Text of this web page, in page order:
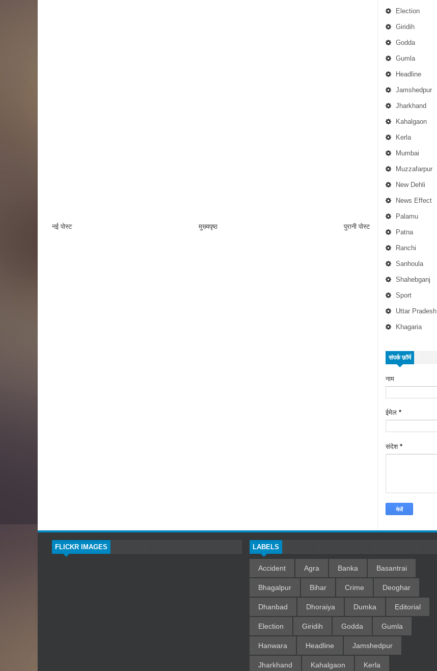
Election
Giridih
Godda
Gumla
Headline
Jamshedpur
Jharkhand
Kahalgaon
Kerla
Mumbai
Muzzafarpur
New Dehli
News Effect
Palamu
Patna
Ranchi
Sanhoula
Shahebganj
Sport
Uttar Pradesh
Khagaria
संपर्क फ़ॉर्म
नाम
ईमेल *
संदेश *
नई पोस्ट पुरानी पोस्ट
मुख्यपृष्ठ
FLICKR IMAGES LABELS
Accident Agra Banka Basantrai
Bhagalpur Bihar Crime Deoghar
Dhanbad Dhoraiya Dumka Editorial
Election Giridih Godda Gumla
Hanwara Headline Jamshedpur
Jharkhand Kahalgaon Kerla